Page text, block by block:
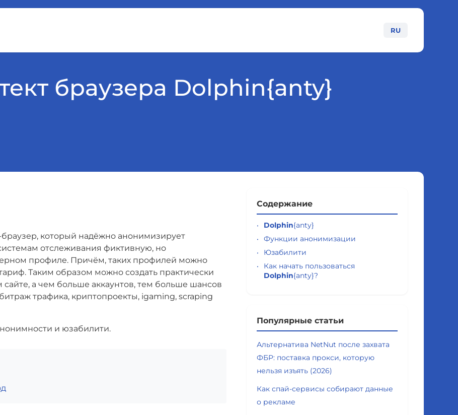
RU
браузера Dolphin{anty}
который надёжно анонимизирует
отслеживания фиктивную, но
профиле. Причём, таких профилей можно
Таким образом можно создать практически
а чем больше аккаунтов, тем больше шансов
трафика, криптопроекты, igaming, scraping
и юзабилити.
Содержание
Dolphin{anty}
Функции анонимизации
Юзабилити
Как начать пользоваться
Dolphin{anty}?
Популярные статьи
Альтернатива NetNut после захвата
ФБР: поставка прокси, которую
нельзя изъять (2026)
Как спай-сервисы собирают данные
о рекламе